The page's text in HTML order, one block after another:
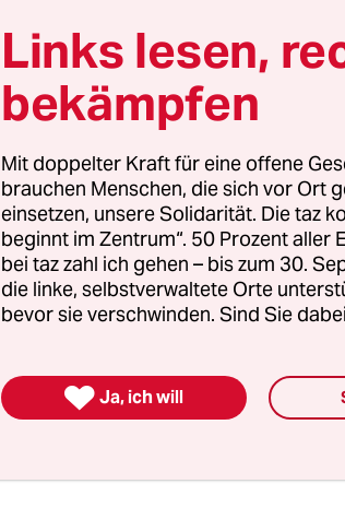
Also, so richtig? Spotify-Zahlen,
und Tiktok-Views sind
Musikindustrie. Du musst
willst, sagen sie. Sonst
versuche ich es mitTiktok.
macht. Wenn es gut läuft, bin
auch wieder nach unten. Und
Links lesen,
bekämpfen
Mit doppelter Kraft für eine offene
brauchen Menschen, die sich vor Ort
einsetzen, unsere Solidarität. Die taz
beginnt im Zentrum“. 50 Prozent aller
bei taz zahl ich gehen – bis zum 30.
die linke, selbstverwaltete Orte
bevor sie verschwinden. Sind Sie
 Ja, ich will